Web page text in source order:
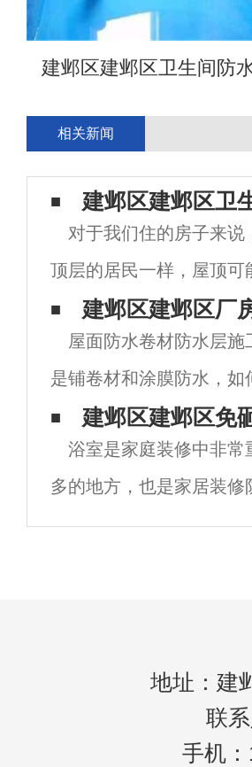
建邺区建邺区卫生间防
相关新闻
建邺区建邺区卫
对于我们住的房子来
顶层的居民一样，屋顶
有外墙和浴室的漏水。
应根据不同的地方采用
建邺区建邺区厂
屋面防水卷材防水层
是铺卷材和涂膜防水，
水施工的细节点，我们
个过程，很少提到细节
建邺区建邺区免
浴室是家庭装修中非
多的地方，也是家居装
不仅会给自己造成损失
地址：建
联
手机